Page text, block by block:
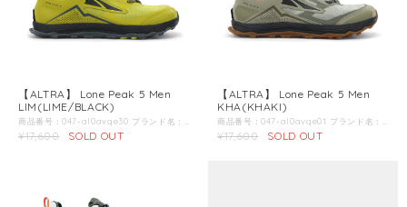
【ALTRA】 Lone Peak 5 Men
LIM(LIME/BLACK)
¥17,600 SOLD OUT
【ALTRA】 Lone Peak 5 Men
KHA(KHAKI)
¥17,600 SOLD OUT